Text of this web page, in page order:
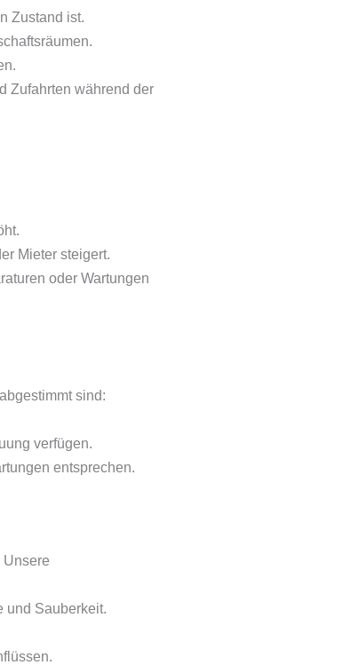
Zustand ist.
Zufahrten während der
Mieter steigert.
oder Wartungen
sind:
verfügen.
entsprechen.
Unsere
und Sauberkeit.